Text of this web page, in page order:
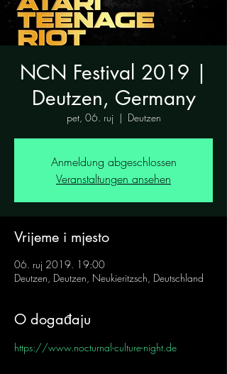
NCN Festival 2019 |
Deutzen, Germany
pet, 06. ruj
  |
Deutzen
Anmeldung abgeschlossen
Veranstaltungen ansehen
Vrijeme i mjesto
06. ruj 2019. 19:00
Deutzen, Deutzen, Neukieritzsch, Deutschland
O događaju
https://www.nocturnal-culture-night.de